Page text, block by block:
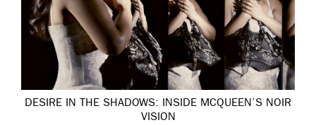
DESIRE IN THE SHADOWS: INSIDE MCQUEEN’S NOIR
VISION